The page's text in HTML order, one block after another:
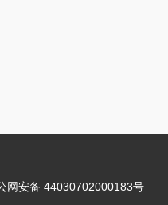
网安备 44030702000183号